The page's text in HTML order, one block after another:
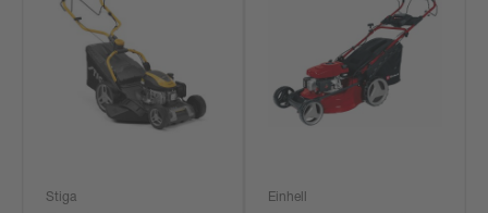
Stiga Einhell